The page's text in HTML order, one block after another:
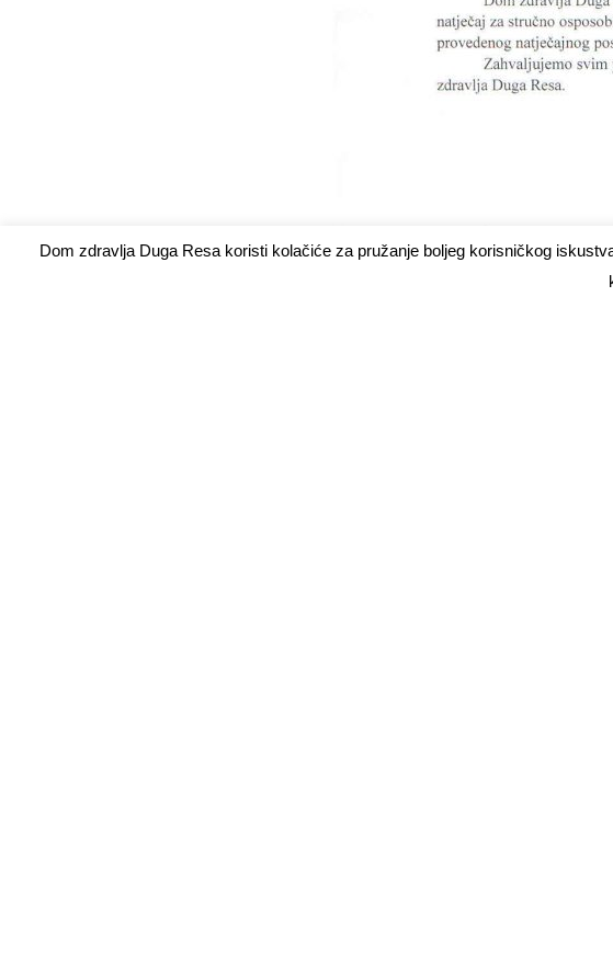
Dom zdravlja Duga Resa koristi kolačiće za pružanje boljeg korisničkog